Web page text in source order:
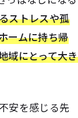
ストレスや孤
ームに持ち帰
域にとって大き
安を感じる先